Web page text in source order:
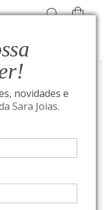
novidades e
Sara Joias.